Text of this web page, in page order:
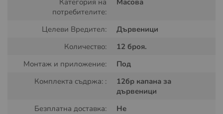
форма, която лесно се разполага около крака на легло
дървеници и други насекоми което издържа до 8
седмици след поставяне. Бързо открива първите
признаци на заразяване с дървеници. Ефективно
решение за наблюдение на наличие преди и след
потребителите:
Целеви Вредител:
Дървеници
Количество:
12 броя.
Монтаж и приложение:
Под
Комплекта съдржа: :
12бр капана за
дървеници
Безплатна доставка:
Не